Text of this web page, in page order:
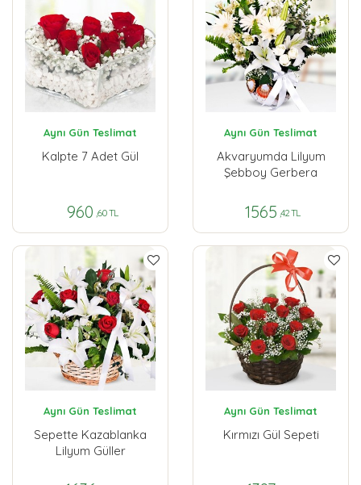
Aynı Gün Teslimat
Kalpte 7 Adet Gül
960 ,60 TL
Aynı Gün Teslimat
Akvaryumda Lilyum
Şebboy Gerbera
1565 ,42 TL
Aynı Gün Teslimat
Sepette Kazablanka
Lilyum Güller
Aynı Gün Teslimat
Kırmızı Gül Sepeti